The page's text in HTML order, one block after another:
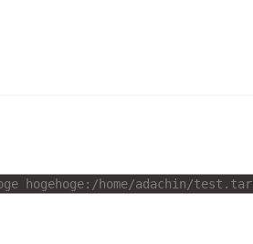
hogehoge:/home/adachin/test.tar